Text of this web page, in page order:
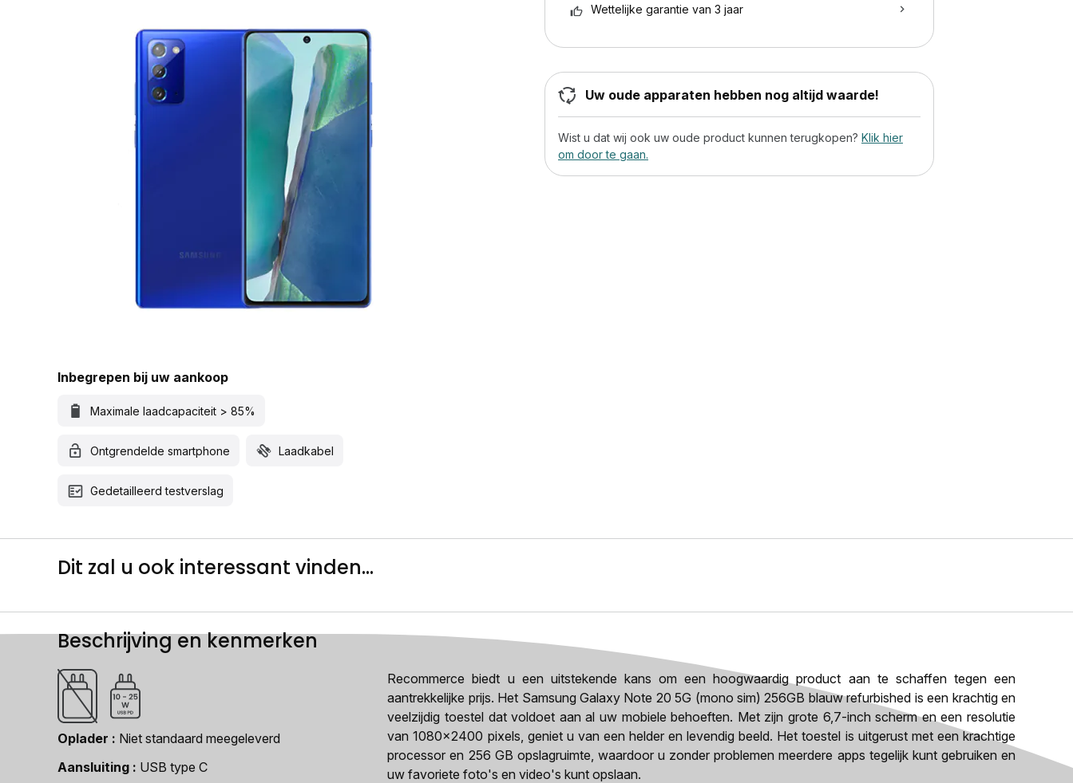
Inbegrepen bij uw aankoop
Maximale laadcapaciteit > 85%
Ontgrendelde smartphone Laadkabel
Gedetailleerd testverslag
Wettelijke garantie van 3 jaar
Uw oude apparaten hebben nog altijd waarde!
Wist u dat wij ook uw oude product kunnen terugkopen? Klik hier
om door te gaan.
Dit zal u ook interessant vinden...
Beschrijving en kenmerken
Oplader
Niet standaard meegeleverd
Aansluiting
USB type C
Recommerce biedt u een uitstekende kans om een hoogwaardig product aan te schaffen tegen een
aantrekkelijke prijs. Het Samsung Galaxy Note 20 5G (mono sim) 256GB blauw refurbished is een krachtig en
veelzijdig toestel dat voldoet aan al uw mobiele behoeften. Met zijn grote 6,7-inch scherm en een resolutie
van 1080x2400 pixels, geniet u van een helder en levendig beeld. Het toestel is uitgerust met een krachtige
processor en 256 GB opslagruimte, waardoor u zonder problemen meerdere apps tegelijk kunt gebruiken en
uw favoriete foto's en video's kunt opslaan.